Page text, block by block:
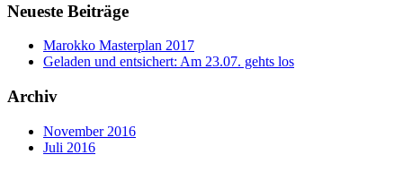
Neueste Beiträge
Marokko Masterplan 2017
Geladen und entsichert: Am 23.07. gehts los
Archiv
November 2016
Juli 2016